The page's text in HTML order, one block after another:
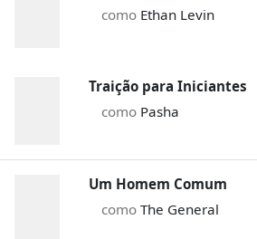
como Ethan Levin
Traição para Iniciantes
como Pasha
Um Homem Comum
como The General